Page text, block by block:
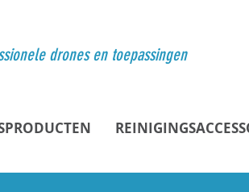
drones en toepassingen